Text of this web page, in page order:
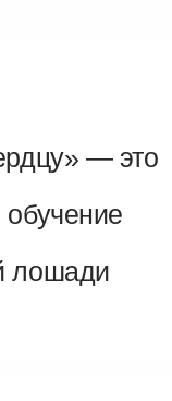
— это
обучение
лошади